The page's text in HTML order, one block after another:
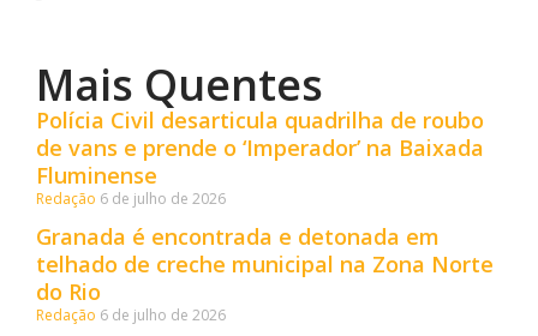
Mais Quentes
Polícia Civil desarticula quadrilha de roubo
de vans e prende o ‘Imperador’ na Baixada
Fluminense
Redação 6 de julho de 2026
Granada é encontrada e detonada em
telhado de creche municipal na Zona Norte
do Rio
Redação 6 de julho de 2026